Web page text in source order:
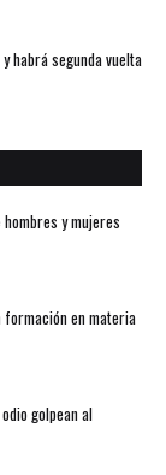
habrá segunda vuelta
y mujeres
formación en materia
golpean al